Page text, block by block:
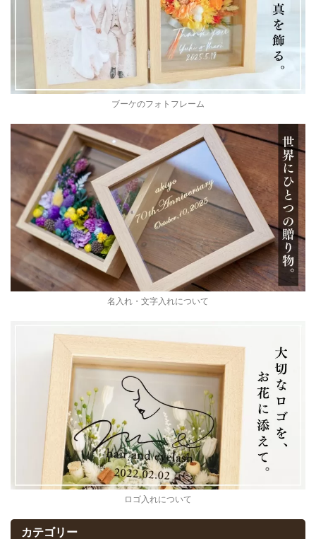
ブーケのフォトフレーム
名入れ・文字入れについて
ロゴ入れについて
カテゴリー